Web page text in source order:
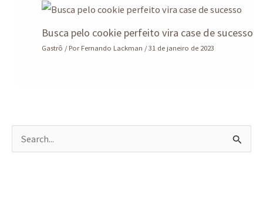
Busca pelo cookie perfeito vira case de sucesso
Gastrô / PorFernando Lackman /31 de janeiro de 2023